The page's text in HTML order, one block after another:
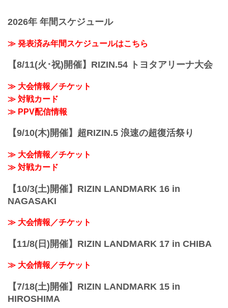
2026年 年間スケジュール
≫ 発表済み年間スケジュールはこちら
【8/11(火･祝)開催】RIZIN.54 トヨタアリーナ大会
≫ 大会情報／チケット
≫ 対戦カード
≫ PPV配信情報
【9/10(木)開催】超RIZIN.5 浪速の超復活祭り
≫ 大会情報／チケット
≫ 対戦カード
【10/3(土)開催】RIZIN LANDMARK 16 in
NAGASAKI
≫ 大会情報／チケット
【11/8(日)開催】RIZIN LANDMARK 17 in CHIBA
≫ 大会情報／チケット
【7/18(土)開催】RIZIN LANDMARK 15 in
HIROSHIMA